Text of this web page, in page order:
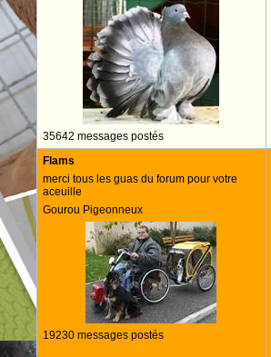
35642 messages postés
Flams
merci tous les guas du forum pour votre
aceuille
Gourou Pigeonneux
19230 messages postés